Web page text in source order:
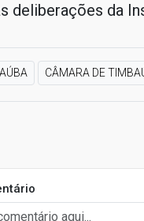
deliberações da
CÂMARA DE